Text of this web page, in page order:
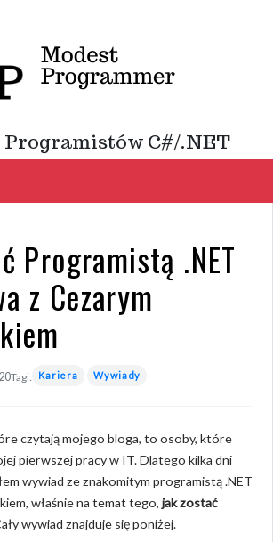
Programistów C#/.NET
Programistą .NET
z Cezarym
Tagi: Kariera Wywiady
czytają mojego bloga, to osoby, które
pierwszej pracy w IT. Dlatego kilka dni
wywiad ze znakomitym programistą .NET
właśnie na temat tego, jak zostać
wywiad znajduje się poniżej.